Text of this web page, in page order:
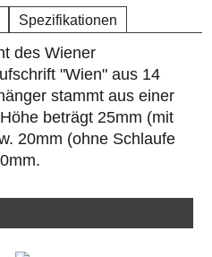
Spezifikationen
des Wiener
"Wien" aus 14
stammt aus einer
beträgt 25mm (mit
20mm (ohne Schlaufe